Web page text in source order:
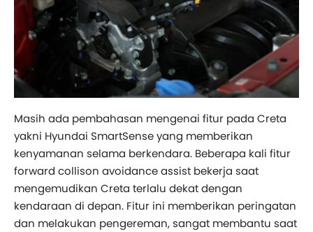
Masih ada pembahasan mengenai fitur pada Creta
yakni Hyundai SmartSense yang memberikan
kenyamanan selama berkendara. Beberapa kali fitur
forward collison avoidance assist bekerja saat
mengemudikan Creta terlalu dekat dengan
kendaraan di depan. Fitur ini memberikan peringatan
dan melakukan pengereman, sangat membantu saat